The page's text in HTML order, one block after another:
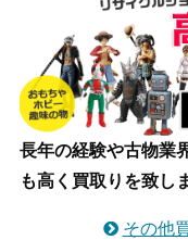
長年の経験や古物業
も高く買取りを致し
その他